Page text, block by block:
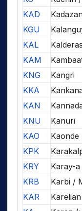
KAD
KGU
KAL
KAM
KNG
Kangri
KKA
KAN
KNU
Kanuri
KAO
Kaonde
KPK
KRY
Karay-a
KRB
Karbi /
KAR
Karelian